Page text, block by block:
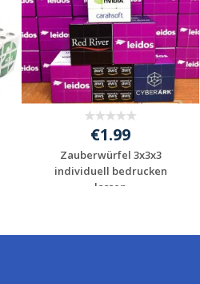
€1.99
Zauberwürfel 3x3x3
individuell bedrucken
lassen
anfragen